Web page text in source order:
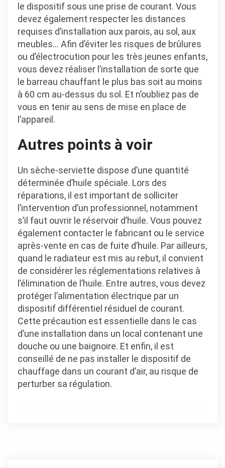
le dispositif sous une prise de courant. Vous
devez également respecter les distances
requises d’installation aux parois, au sol, aux
meubles… Afin d’éviter les risques de brûlures
ou d’électrocution pour les très jeunes enfants,
vous devez réaliser l’installation de sorte que
le barreau chauffant le plus bas soit au moins
à 60 cm au-dessus du sol. Et n’oubliez pas de
vous en tenir au sens de mise en place de
l’appareil.
Autres points à voir
Un sèche-serviette dispose d’une quantité
déterminée d’huile spéciale. Lors des
réparations, il est important de solliciter
l’intervention d’un professionnel, notamment
s’il faut ouvrir le réservoir d’huile. Vous pouvez
également contacter le fabricant ou le service
après-vente en cas de fuite d’huile. Par ailleurs,
quand le radiateur est mis au rebut, il convient
de considérer les réglementations relatives à
l’élimination de l’huile. Entre autres, vous devez
protéger l’alimentation électrique par un
dispositif différentiel résiduel de courant.
Cette précaution est essentielle dans le cas
d’une installation dans un local contenant une
douche ou une baignoire. Et enfin, il est
conseillé de ne pas installer le dispositif de
chauffage dans un courant d’air, au risque de
perturber sa régulation.